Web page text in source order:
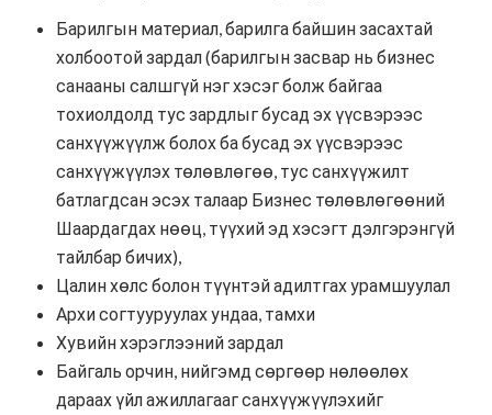
Барилгын материал, барилга байшин засахтай
холбоотой зардал (барилгын засвар нь бизнес
санааны салшгүй нэг хэсэг болж байгаа
тохиолдолд тус зардлыг бусад эх үүсвэрээс
санхүүжүүлж болох ба бусад эх үүсвэрээс
санхүүжүүлэх төлөвлөгөө, тус санхүүжилт
батлагдсан эсэх талаар Бизнес төлөвлөгөөний
Шаардагдах нөөц, түүхий эд хэсэгт дэлгэрэнгүй
тайлбар бичих),
Цалин хөлс болон түүнтэй адилтгах урамшуулал
Архи согтууруулах ундаа, тамхи
Хувийн хэрэглээний зардал
Байгаль орчин, нийгэмд сөргөөр нөлөөлөх
дараах үйл ажиллагааг санхүүжүүлэхийг